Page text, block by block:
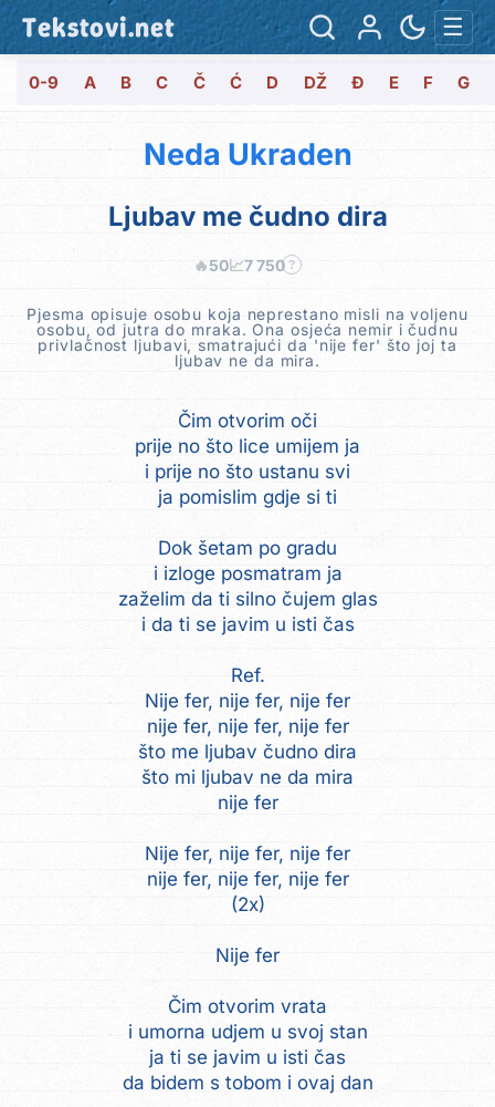
Tekstovi.net ☰
0-9 A B C Č Ć D DŽ Đ E F G
Neda Ukraden
Ljubav me čudno dira
🔥50📈7 750 ?
Pjesma opisuje osobu koja neprestano misli na voljenu
osobu, od jutra do mraka. Ona osjeća nemir i čudnu
privlačnost ljubavi, smatrajući da 'nije fer' što joj ta
ljubav ne da mira.
Čim otvorim oči
prije no što lice umijem ja
i prije no što ustanu svi
ja pomislim gdje si ti
Dok šetam po gradu
i izloge posmatram ja
zaželim da ti silno čujem glas
i da ti se javim u isti čas
Ref.
Nije fer, nije fer, nije fer
nije fer, nije fer, nije fer
što me ljubav čudno dira
što mi ljubav ne da mira
nije fer
Nije fer, nije fer, nije fer
nije fer, nije fer, nije fer
(2x)
Nije fer
Čim otvorim vrata
i umorna udjem u svoj stan
ja ti se javim u isti čas
da bidem s tobom i ovaj dan